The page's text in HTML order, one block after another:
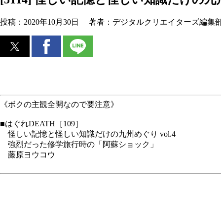
投稿： 2020年10月30日 著者： デジタルクリエイターズ編集
《ボクの主観全開なので要注意》
■はぐれDEATH［109］
怪しい記憶と怪しい知識だけの九州めぐり vol.4
強烈だった修学旅行時の「阿蘇ショック」
藤原ヨウコウ